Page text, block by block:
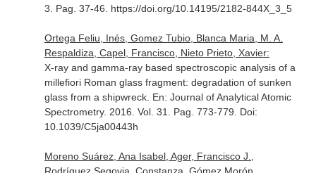
3. Pag. 37-46. https://doi.org/10.14195/2182-844X_3_5
Ortega Feliu, Inés, Gomez Tubio, Blanca Maria, M. A.
Respaldiza, Capel, Francisco, Nieto Prieto, Xavier:
X-ray and gamma-ray based spectroscopic analysis of a
millefiori Roman glass fragment: degradation of sunken
glass from a shipwreck. En: Journal of Analytical Atomic
Spectrometry. 2016. Vol. 31. Pag. 773-779. Doi:
10.1039/C5ja00443h
Moreno Suárez, Ana Isabel, Ager, Francisco J.,